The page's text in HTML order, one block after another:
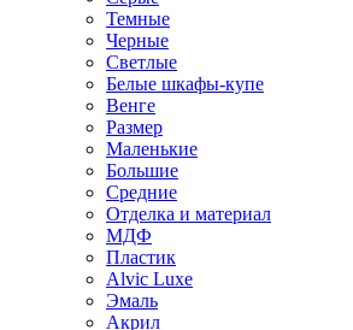
Темные
Черные
Светлые
Белые шкафы-купе
Венге
Размер
Маленькие
Большие
Средние
Отделка и материал
МДФ
Пластик
Alvic Luxe
Эмаль
Акрил